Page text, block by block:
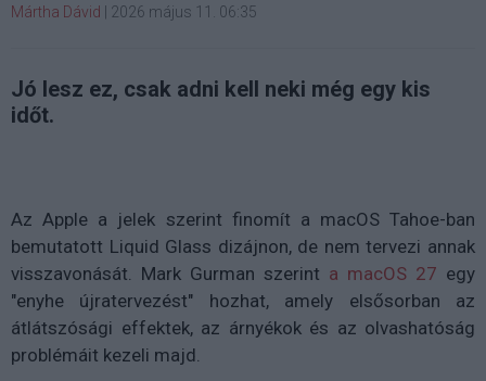
Mártha Dávid 2026 május 11. 06:35
Jó lesz ez, csak adni kell neki még egy kis
időt.
Az Apple a jelek szerint finomít a macOS Tahoe-ban
bemutatott Liquid Glass dizájnon, de nem tervezi annak
visszavonását. Mark Gurman szerint a macOS 27 egy
"enyhe újratervezést" hozhat, amely elsősorban az
átlátszósági effektek, az árnyékok és az olvashatóság
problémáit kezeli majd.